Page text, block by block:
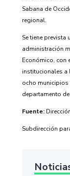
Sabana de
regional.
Se tiene prevista
administración
Económico, con
institucionales a
ocho municipios
departamento
Fuente:
Subdirección